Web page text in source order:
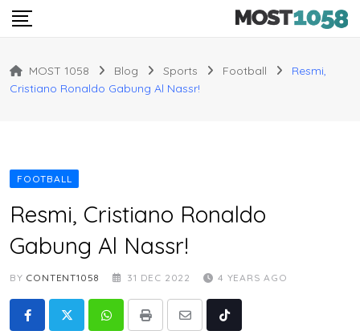
Skip
MOST 1058 Blog Sports Football
Resmi,
Cristiano Ronaldo Gabung Al Nassr!
FOOTBALL
Resmi, Cristiano Ronaldo
Gabung Al Nassr!
BY CONTENT1058 31 DEC 2022 4 YEARS AGO
WhatsappPrint
Share
Tiktok